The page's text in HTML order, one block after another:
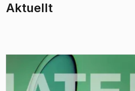
Aktuellt